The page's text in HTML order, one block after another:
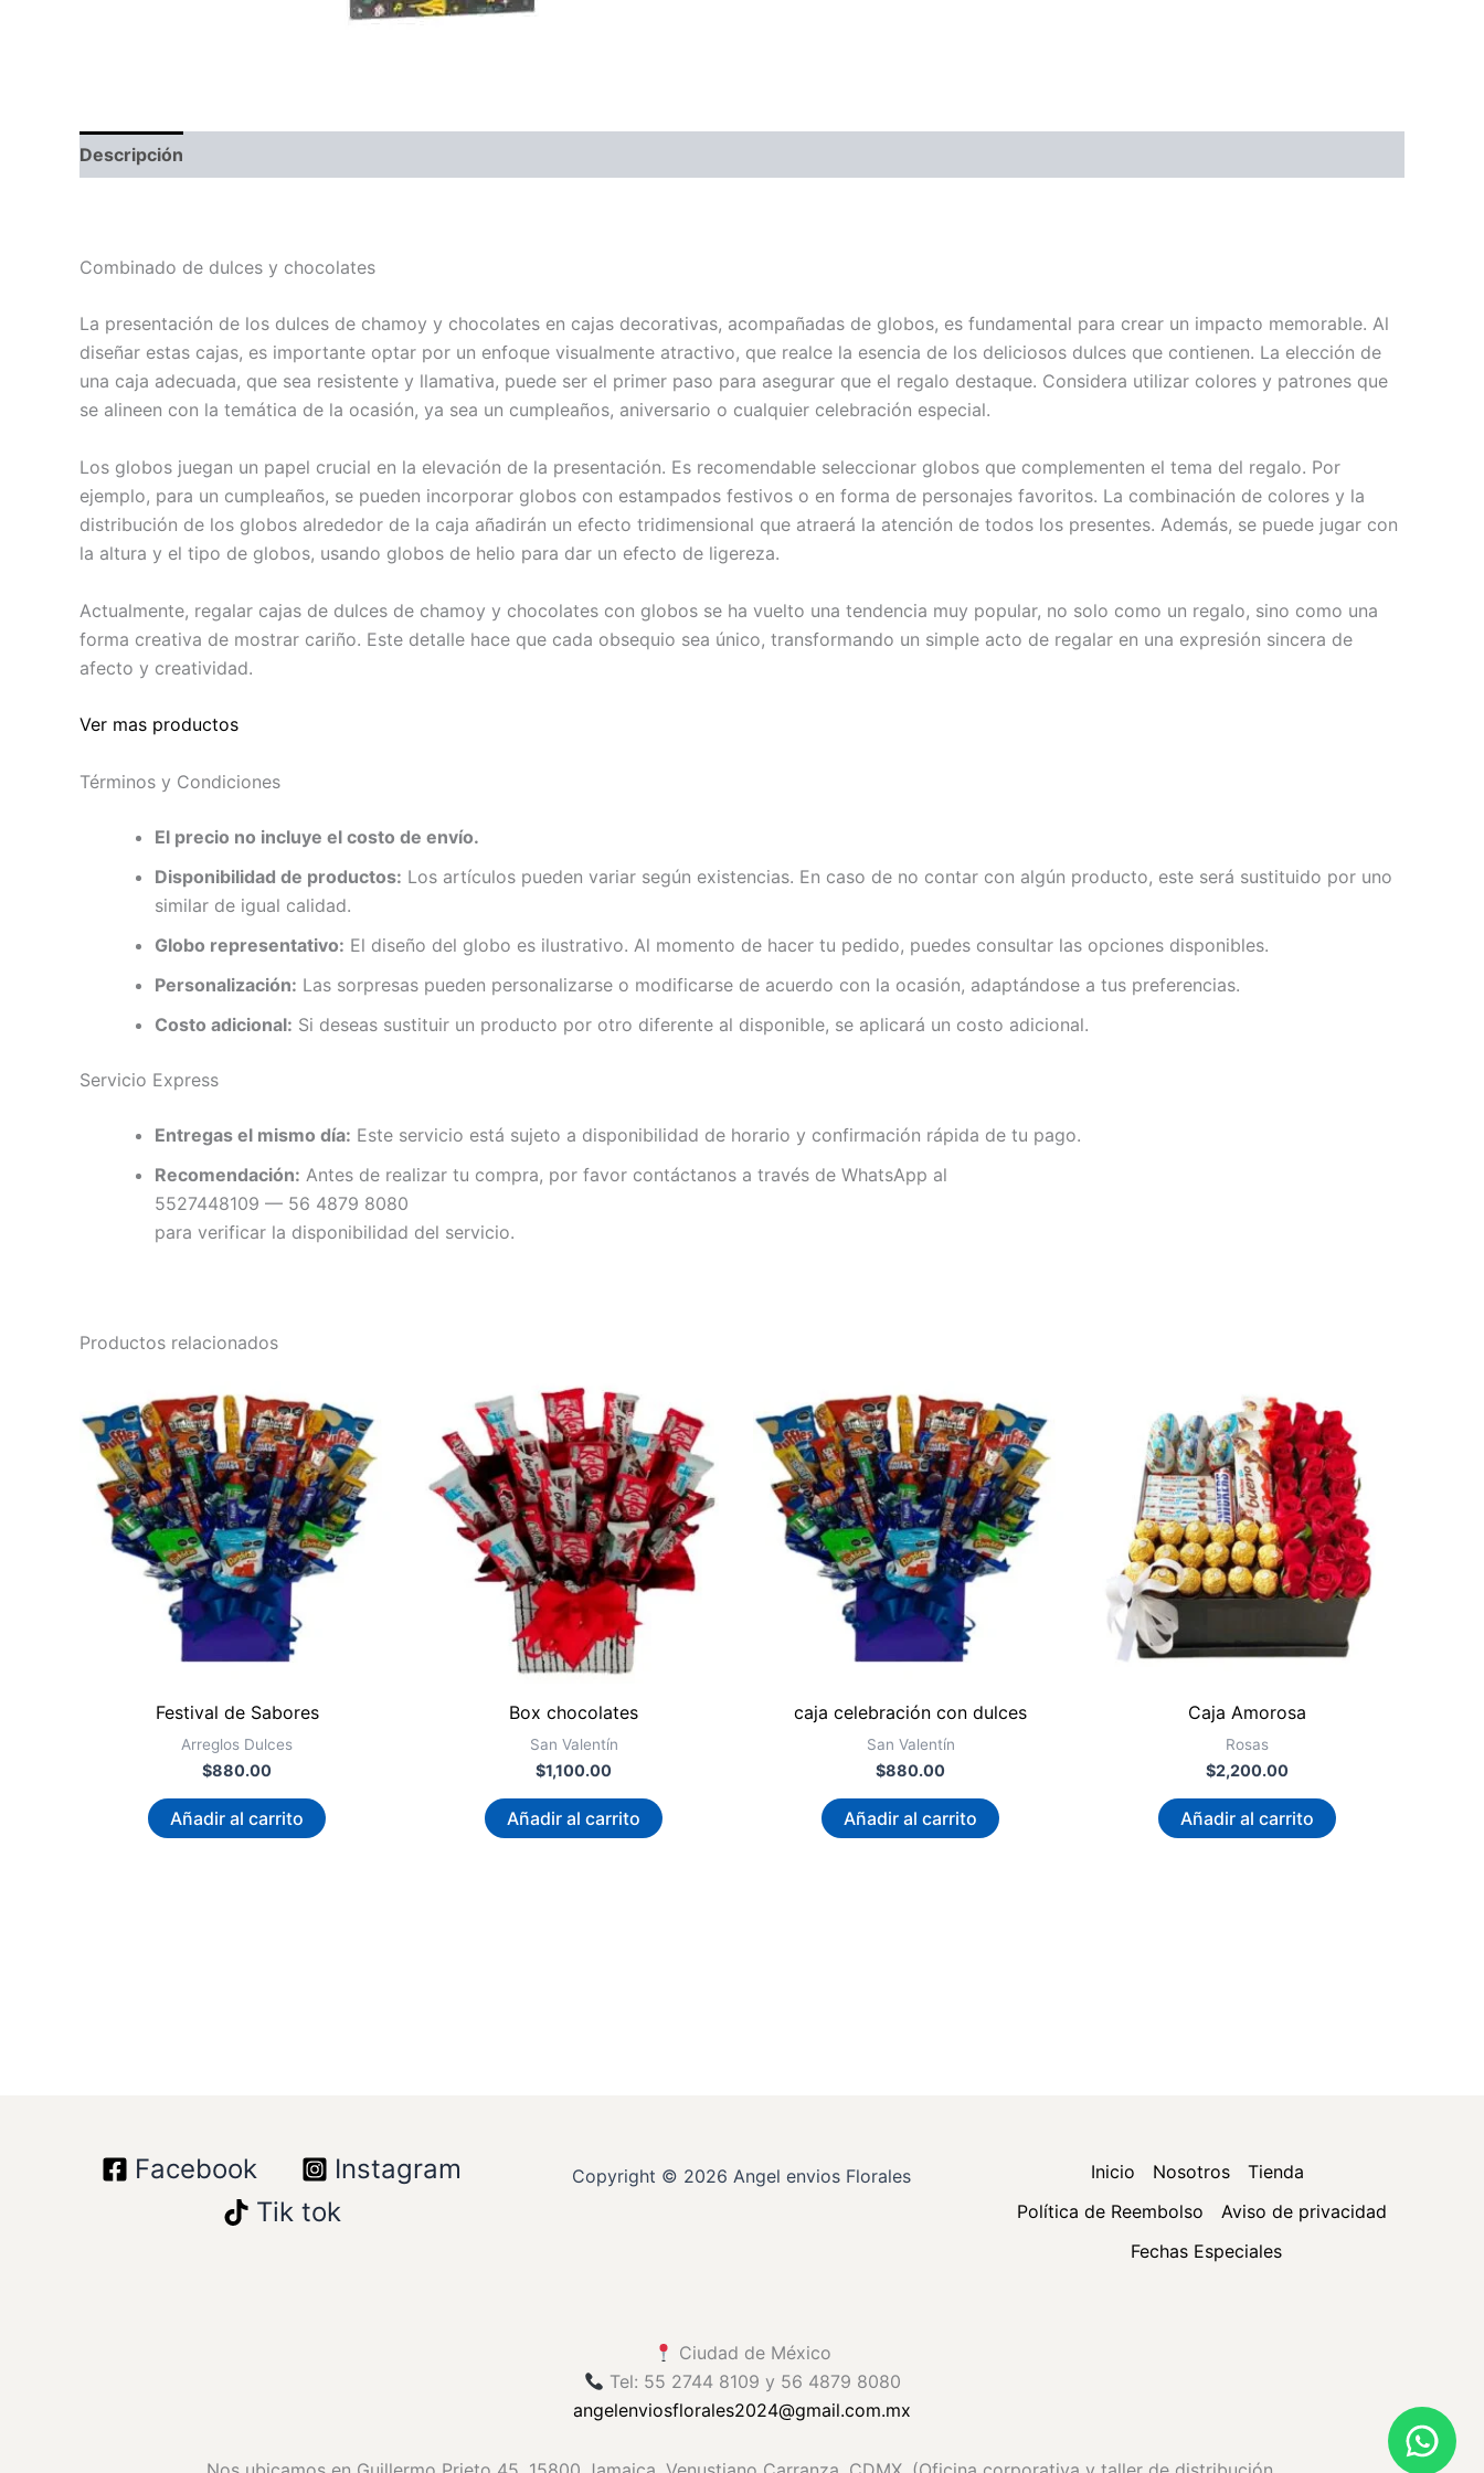
Descripción
Combinado de dulces y chocolates
La presentación de los dulces de chamoy y chocolates en cajas decorativas, acompañadas de globos, es fundamental para crear un impacto memorable. Al
diseñar estas cajas, es importante optar por un enfoque visualmente atractivo, que realce la esencia de los deliciosos dulces que contienen. La elección de
una caja adecuada, que sea resistente y llamativa, puede ser el primer paso para asegurar que el regalo destaque. Considera utilizar colores y patrones que
se alineen con la temática de la ocasión, ya sea un cumpleaños, aniversario o cualquier celebración especial.
Los globos juegan un papel crucial en la elevación de la presentación. Es recomendable seleccionar globos que complementen el tema del regalo. Por
ejemplo, para un cumpleaños, se pueden incorporar globos con estampados festivos o en forma de personajes favoritos. La combinación de colores y la
distribución de los globos alrededor de la caja añadirán un efecto tridimensional que atraerá la atención de todos los presentes. Además, se puede jugar con
la altura y el tipo de globos, usando globos de helio para dar un efecto de ligereza.
Actualmente, regalar cajas de dulces de chamoy y chocolates con globos se ha vuelto una tendencia muy popular, no solo como un regalo, sino como una
forma creativa de mostrar cariño. Este detalle hace que cada obsequio sea único, transformando un simple acto de regalar en una expresión sincera de
afecto y creatividad.
Ver mas productos
Términos y Condiciones
El precio no incluye el costo de envío.
Disponibilidad de productos: Los artículos pueden variar según existencias. En caso de no contar con algún producto, este será sustituido por uno
similar de igual calidad.
Globo representativo: El diseño del globo es ilustrativo. Al momento de hacer tu pedido, puedes consultar las opciones disponibles.
Personalización: Las sorpresas pueden personalizarse o modificarse de acuerdo con la ocasión, adaptándose a tus preferencias.
Costo adicional: Si deseas sustituir un producto por otro diferente al disponible, se aplicará un costo adicional.
Servicio Express
Entregas el mismo día: Este servicio está sujeto a disponibilidad de horario y confirmación rápida de tu pago.
Recomendación: Antes de realizar tu compra, por favor contáctanos a través de WhatsApp al
5527448109 — 56 4879 8080
para verificar la disponibilidad del servicio.
Productos relacionados
Festival de Sabores
Arreglos Dulces
$880.00
Añadir al carrito
Box chocolates
San Valentín
$1,100.00
Añadir al carrito
caja celebración con dulces
San Valentín
$880.00
Añadir al carrito
Caja Amorosa
Rosas
$2,200.00
Añadir al carrito
Facebook
Instagram
Tik tok
Copyright © 2026 Angel envios Florales Inicio Nosotros
Tienda
Política de Reembolso
Aviso de privacidad
Fechas Especiales
Ciudad de México
Tel: 55 2744 8109 y 56 4879 8080
angelenviosflorales2024@gmail.com.mx